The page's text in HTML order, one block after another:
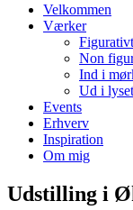
Velkommen
Værker
Figurativt
Non
Ind i
Ud i lyset
Events
Erhverv
Inspiration
Om mig
Udstilling i